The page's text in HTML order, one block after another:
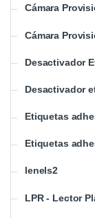
Cámara
Cámara
Desactivador
Desactivador
Etiquetas
Etiquetas
lenels2
LPR - Lector